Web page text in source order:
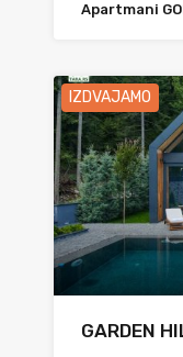
Apartmani
IZDVAJAMO
GARDEN